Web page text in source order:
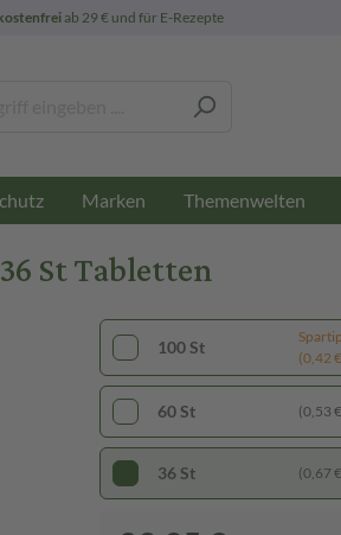
ab 29 € und für E-Rezepte
Marken Themenwelten
St Tabletten
100 St
(0,42
60 St (0,53
36 St (0,67